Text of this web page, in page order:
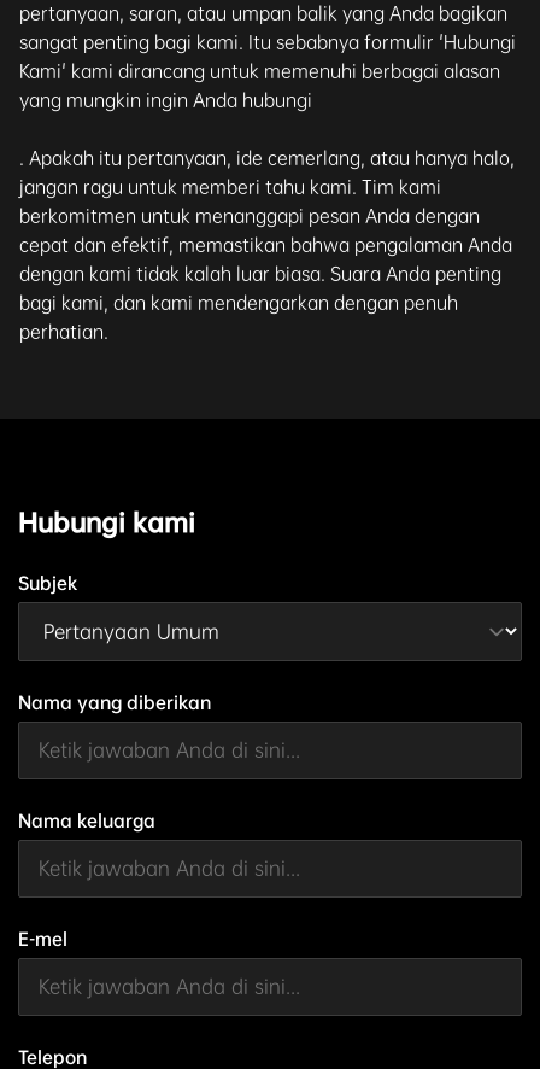
pertanyaan, saran, atau umpan balik yang Anda bagikan
sangat penting bagi kami. Itu sebabnya formulir 'Hubungi
Kami' kami dirancang untuk memenuhi berbagai alasan
yang mungkin ingin Anda hubungi
. Apakah itu pertanyaan, ide cemerlang, atau hanya halo,
jangan ragu untuk memberi tahu kami. Tim kami
berkomitmen untuk menanggapi pesan Anda dengan
cepat dan efektif, memastikan bahwa pengalaman Anda
dengan kami tidak kalah luar biasa. Suara Anda penting
bagi kami, dan kami mendengarkan dengan penuh
perhatian.
Hubungi kami
Subjek
Nama yang diberikan
Nama keluarga
E-mel
Telepon